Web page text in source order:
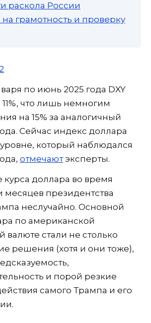
раскола России
на грамотность и проверку
по июнь 2025 года DXY
что лишь немногим
на 15% за аналогичный
Сейчас индекс доллара
который наблюдался
отмечаютэксперты.
доллара во время
месяцев президентства
неслучайно. Основной
по американской
валюте стали не столько
решения (хотя и они тоже),
и порой резкие
самого Трампа и его